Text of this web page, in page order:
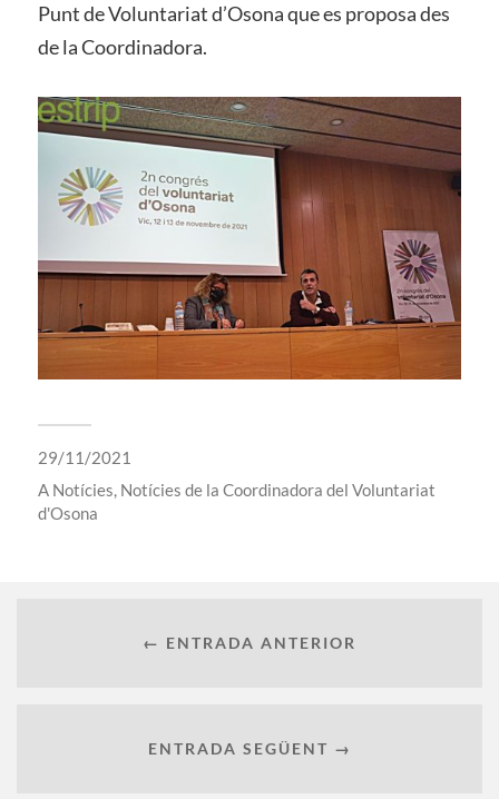
Punt de Voluntariat d’Osona que es proposa des
de la Coordinadora.
29/11/2021
A Notícies, Notícies de la Coordinadora del Voluntariat
d'Osona
← ENTRADA ANTERIOR
ENTRADA SEGÜENT →